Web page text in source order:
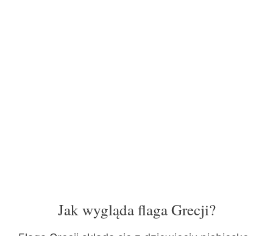
Jak wygląda flaga Grecji?